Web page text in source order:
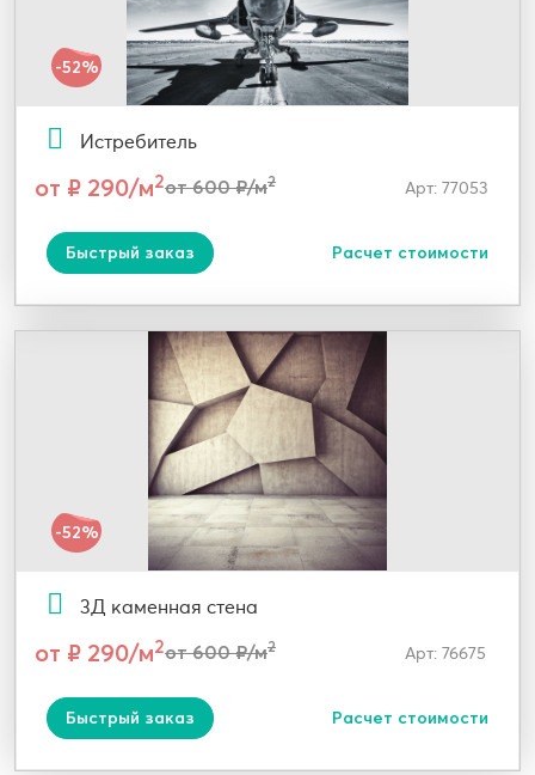
-52%
Истребитель
от ₽ 290/м2от 600 ₽/м2 Арт: 77053
Быстрый заказ Расчет стоимости
-52%
3Д каменная стена
от ₽ 290/м2от 600 ₽/м2 Арт: 76675
Быстрый заказ Расчет стоимости